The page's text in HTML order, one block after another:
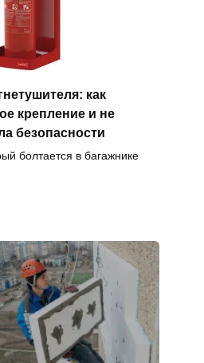
как
крепление и не
безопасности
болтается в багажнике